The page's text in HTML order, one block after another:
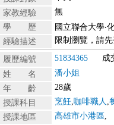
家教經驗
無
學 歷
國立聯合大學‧
經驗描述
限制瀏覽，請
履歷編號 51834365
成
姓 名
潘小姐
年 齡
28歲
授課科目
烹飪,咖啡職人 ,
授課地區
高雄市小港區,